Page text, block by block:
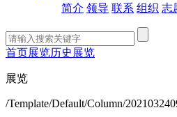
简介 领导 联系 组织 志
首页展览历史展览
展览
/Template/Default/Column/